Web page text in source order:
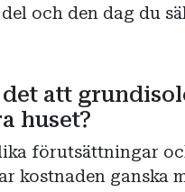
och den dag du
att
huset?
förutsättningar
kostnaden ganska